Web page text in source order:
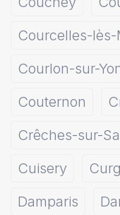
Courcelles-
Courlon-sur-
Couternon
Crêches-sur-
Cuisery
Damparis